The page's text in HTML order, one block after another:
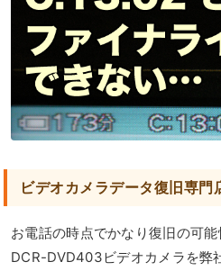
ビデオカメラデータ復旧専門
お電話の時点でかなり復旧の可
DCR-DVD403ビデオカメラを弊